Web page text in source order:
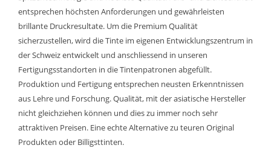
entsprechen höchsten Anforderungen und gewährleisten
brillante Druckresultate. Um die Premium Qualität
sicherzustellen, wird die Tinte im eigenen Entwicklungszentrum in
der Schweiz entwickelt und anschliessend in unseren
Fertigungsstandorten in die Tintenpatronen abgefüllt.
Produktion und Fertigung entsprechen neusten Erkenntnissen
aus Lehre und Forschung. Qualität, mit der asiatische Hersteller
nicht gleichziehen können und dies zu immer noch sehr
attraktiven Preisen. Eine echte Alternative zu teuren Original
Produkten oder Billigsttinten.